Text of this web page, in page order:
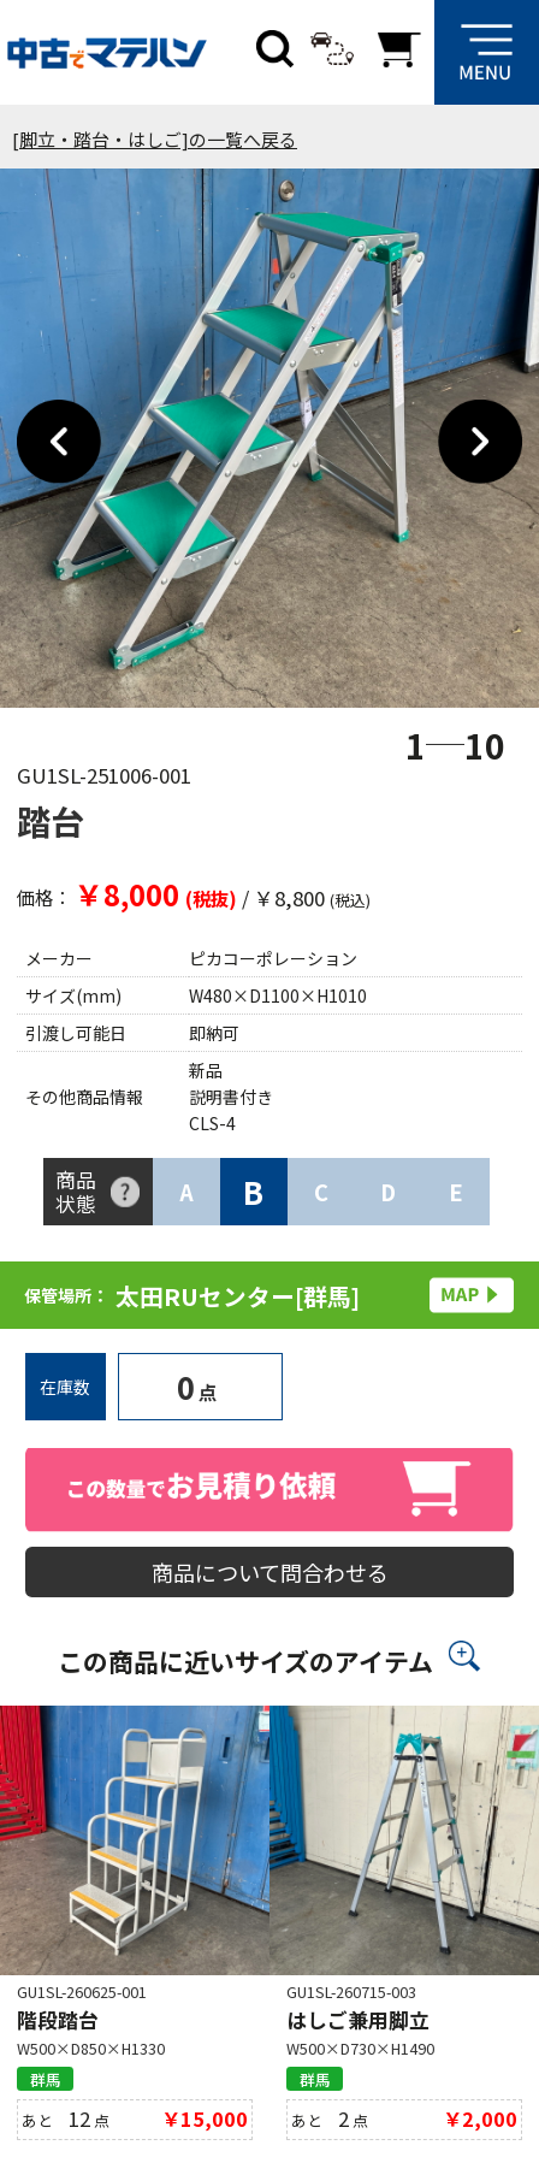
[脚立・踏台・はしご]の一覧へ戻る
1 10
GU1SL-251006-001
踏台
価格： ￥8,000 (税抜) / ￥8,800 (税込)
メーカー
ピカコーポレーション
サイズ(mm)
W480×D1100×H1010
引渡し可能日
即納可
その他商品情報
新品
説明書付き
CLS-4
商品
状態
A B C D E
保管場所： 太田RUセンター[群馬]
在庫数 0 点
商品について問合わせる
この商品に近いサイズのアイテム
GU1SL-260625-001
階段踏台
W500×D850×H1330
群馬
あと 12 点 ￥15,000
GU1SL-260715-003
はしご兼用脚立
W500×D730×H1490
群馬
あと 2 点 ￥2,000